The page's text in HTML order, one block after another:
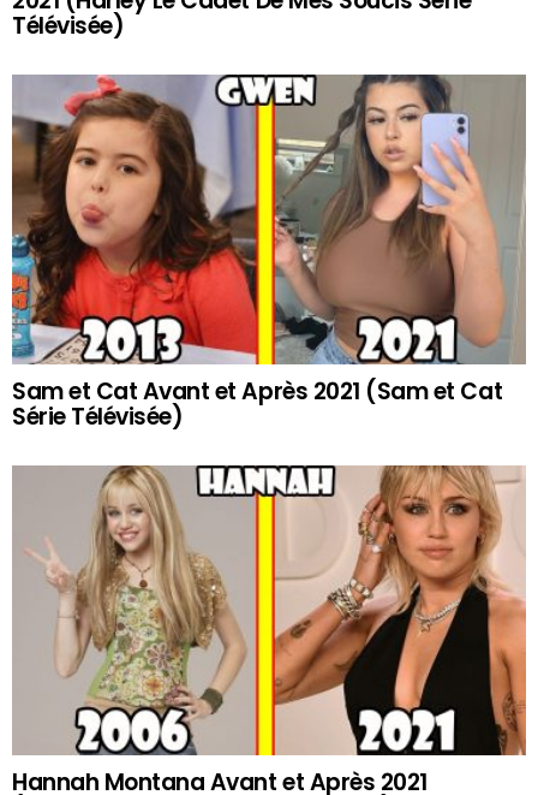
Télévisée)
Sam et Cat Avant et Après 2021 (Sam et Cat
Série Télévisée)
Hannah Montana Avant et Après 2021